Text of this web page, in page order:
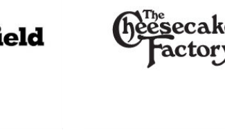
Ver más